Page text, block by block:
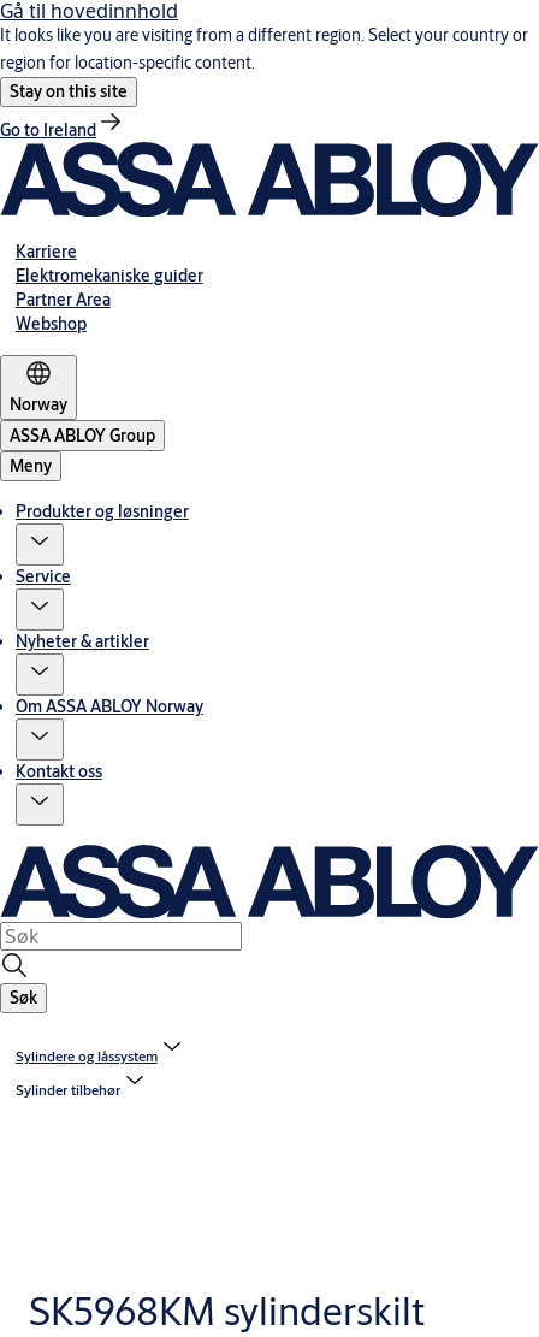
Gå til hovedinnhold
It looks like you are visiting from a different region. Select your country or
region for location-specific content.
Stay on this site
Go to Ireland
Karriere
Elektromekaniske guider
Partner Area
Webshop
Norway
ASSA ABLOY Group
Meny
Produkter og løsninger
Service
Nyheter & artikler
Om ASSA ABLOY Norway
Kontakt oss
Søk
Sylindere og låssystem
Sylinder tilbehør
SK5968KM sylinderskilt